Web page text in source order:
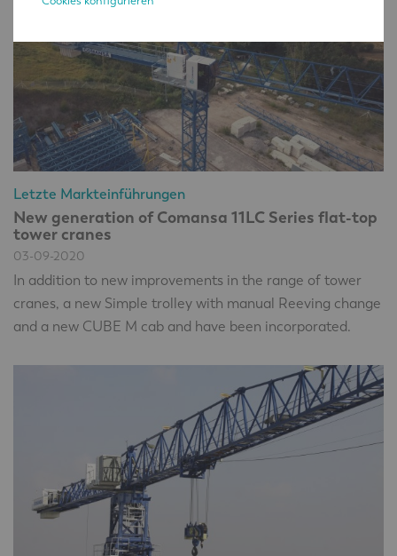
Letzte Markteinführungen
New generation of Comansa 11LC Series flat-top
tower cranes
03-09-2020
In addition to new improvements in the range of tower
cranes, a new Simple trolley with manual Reeving change
and a new CUBE M cab and have been incorporated.